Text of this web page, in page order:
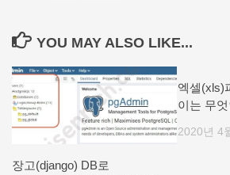
YOU MAY ALSO LIKE...
장고(django) DB로
엑셀(xls)
이는 무
2020년 4